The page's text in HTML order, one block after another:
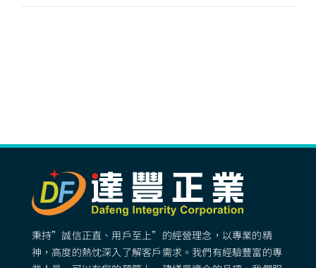
秉持”誠信正直、用戶至上”的經營理念，以專業的精
神，高度的熱忱深入了解客戶需求。我們有經驗豐富的專